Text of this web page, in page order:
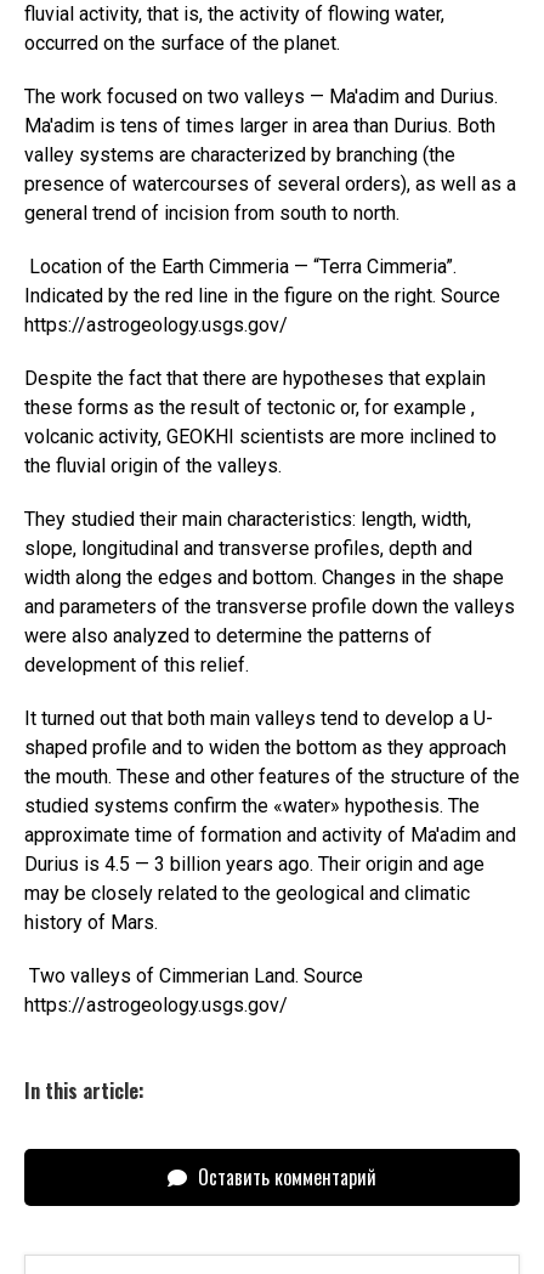
fluvial activity, that is, the activity of flowing water,
occurred on the surface of the planet.
The work focused on two valleys — Ma'adim and Durius.
Ma'adim is tens of times larger in area than Durius. Both
valley systems are characterized by branching (the
presence of watercourses of several orders), as well as a
general trend of incision from south to north.
Location of the Earth Cimmeria — “Terra Cimmeria”.
Indicated by the red line in the figure on the right. Source
https://astrogeology.usgs.gov/
Despite the fact that there are hypotheses that explain
these forms as the result of tectonic or, for example ,
volcanic activity, GEOKHI scientists are more inclined to
the fluvial origin of the valleys.
They studied their main characteristics: length, width,
slope, longitudinal and transverse profiles, depth and
width along the edges and bottom. Changes in the shape
and parameters of the transverse profile down the valleys
were also analyzed to determine the patterns of
development of this relief.
It turned out that both main valleys tend to develop a U-
shaped profile and to widen the bottom as they approach
the mouth. These and other features of the structure of the
studied systems confirm the «water» hypothesis. The
approximate time of formation and activity of Ma'adim and
Durius is 4.5 — 3 billion years ago. Their origin and age
may be closely related to the geological and climatic
history of Mars.
Two valleys of Cimmerian Land. Source
https://astrogeology.usgs.gov/
In this article:
Оставить комментарий